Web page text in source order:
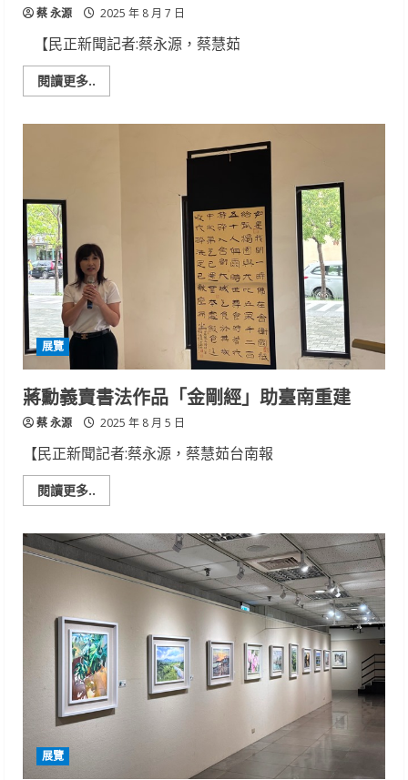
蔡 永源 2025 年 8 月 7 日
【民正新聞記者:蔡永源，蔡慧茹
閱讀更多..
more
筆
植
根
土
地，
以
色
彩
長
青
生
命
力
展覽
蔣勳義賣書法作品「金剛經」助臺南重建
蔡 永源 2025 年 8 月 5 日
【民正新聞記者:蔡永源，蔡慧茹台南報
閱讀更多..
more
勳
義
賣
書
品
「金
剛
經」
助
臺
南
重
建
展覽